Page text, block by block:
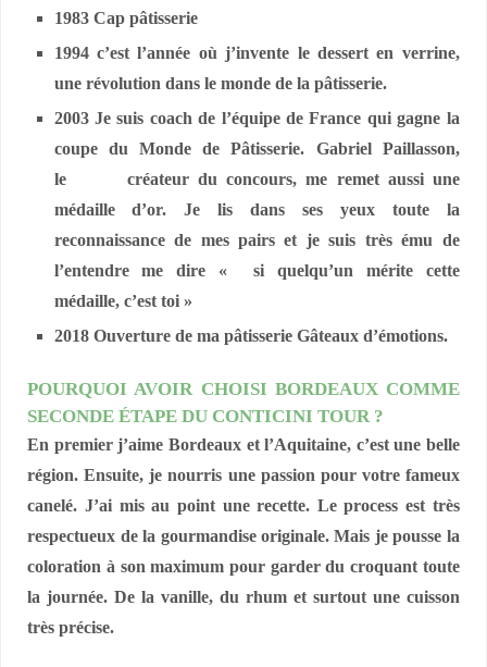
1983 Cap pâtisserie
1994 c’est l’année où j’invente le dessert en verrine,
une révolution dans le monde de la pâtisserie.
2003 Je suis coach de l’équipe de France qui gagne la
coupe du Monde de Pâtisserie. Gabriel Paillasson,
le créateur du concours, me remet aussi une
médaille d’or. Je lis dans ses yeux toute la
reconnaissance de mes pairs et je suis très ému de
l’entendre me dire « si quelqu’un mérite cette
médaille, c’est toi »
2018 Ouverture de ma pâtisserie Gâteaux d’émotions.
POURQUOI AVOIR CHOISI BORDEAUX COMME
SECONDE ÉTAPE DU CONTICINI TOUR ?
En premier j’aime Bordeaux et l’Aquitaine, c’est une belle
région. Ensuite, je nourris une passion pour votre fameux
canelé. J’ai mis au point une recette. Le process est très
respectueux de la gourmandise originale. Mais je pousse la
coloration à son maximum pour garder du croquant toute
la journée. De la vanille, du rhum et surtout une cuisson
très précise.